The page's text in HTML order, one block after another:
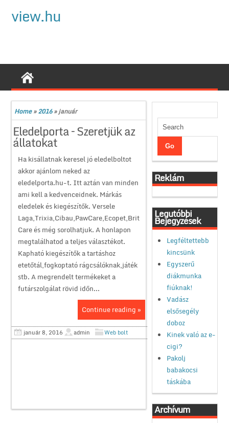
view.hu
Home»2016»január
Eledelporta – Szeretjük az
állatokat
Ha kisállatnak keresel jó eledelboltot
akkor ajánlom neked az
eledelporta.hu-t. Itt aztán van minden
ami kell a kedvenceidnek. Márkás
eledelek és kiegészítők. Versele
Laga,Trixia,Cibau,PawCare,Ecopet,Brit
Care és még sorolhatjuk. A honlapon
megtalálhatod a teljes választékot.
Kapható kiegészítők a tartáshoz
etetőtál,fogkoptató rágcsálóknak,játék
stb. A megrendelt termékeket a
futárszolgálat rövid időn...
Continue reading »
január 8, 2016 admin Web bolt
Reklám
Legutóbbi
Bejegyzések
Legféltettebb
kincsünk
Egyszerű
diákmunka
fiúknak!
Vadász
elsősegély
doboz
Kinek való az e-
cigi?
Pakolj
babakocsi
táskába
Archívum